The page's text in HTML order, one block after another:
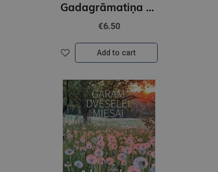
Gadagrāmatiņa 2027
€6.50
Add to cart